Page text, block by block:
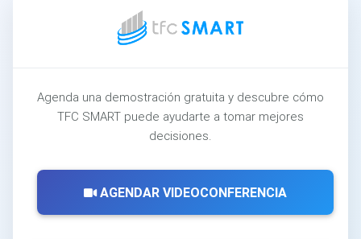
Agenda una demostración gratuita y descubre cómo
TFC SMART puede ayudarte a tomar mejores
decisiones.
AGENDAR VIDEOCONFERENCIA